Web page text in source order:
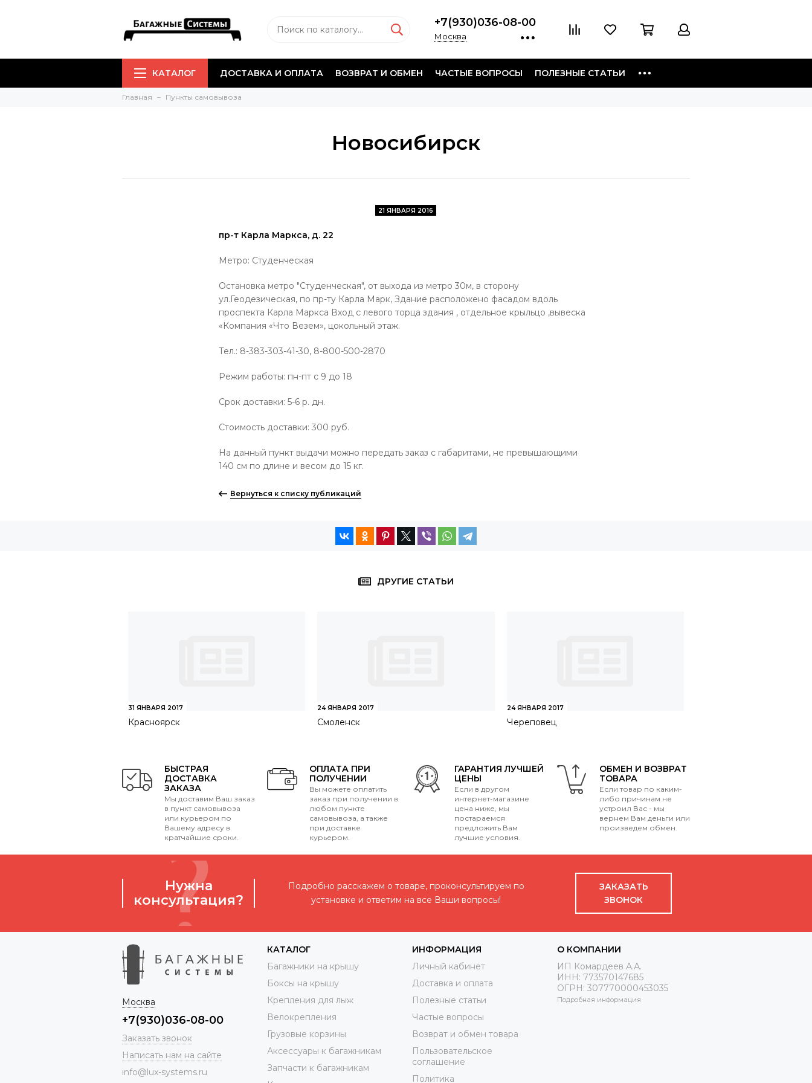
+7(930)036-08-00
Москва
КАТАЛОГ ДОСТАВКА И ОПЛАТА ВОЗВРАТ И ОБМЕН ЧАСТЫЕ ВОПРОСЫ ПОЛЕЗНЫЕ СТАТЬИ
Главная Пункты самовывоза
Новосибирск
21 ЯНВАРЯ 2016
пр-т Карла Маркса, д. 22
Метро: Студенческая
Остановка метро "Студенческая", от выхода из метро 30м, в сторону
ул.Геодезическая, по пр-ту Карла Марк, Здание расположено фасадом вдоль
проспекта Карла Маркса Вход с левого торца здания , отдельное крыльцо ,вывеска
«Компания «Что Везем», цокольный этаж.
Тел.: 8-383-303-41-30, 8-800-500-2870
Режим работы: пн-пт с 9 до 18
Срок доставки: 5-6 р. дн.
Стоимость доставки: 300 руб.
На данный пункт выдачи можно передать заказ с габаритами, не превышающими
140 см по длине и весом до 15 кг.
Вернуться к списку публикаций
ДРУГИЕ СТАТЬИ
31 ЯНВАРЯ 2017
Красноярск
24 ЯНВАРЯ 2017
Смоленск
24 ЯНВАРЯ 2017
Череповец
БЫСТРАЯ
ДОСТАВКА
ЗАКАЗА
Мы доставим Ваш заказ
в пункт самовывоза
или курьером по
Вашему адресу в
кратчайшие сроки.
ОПЛАТА ПРИ
ПОЛУЧЕНИИ
Вы можете оплатить
заказ при получении в
любом пункте
самовывоза, а также
при доставке
курьером.
ГАРАНТИЯ ЛУЧШЕЙ
ЦЕНЫ
Если в другом
интернет-магазине
цена ниже, мы
постараемся
предложить Вам
лучшие условия.
ОБМЕН И ВОЗВРАТ
ТОВАРА
Если товар по каким-
либо причинам не
устроил Вас - мы
вернем Вам деньги или
произведем обмен.
Нужна
консультация?
Подробно расскажем о товаре, проконсультируем по
установке и ответим на все Ваши вопросы!
ЗАКАЗАТЬ
ЗВОНОК
Москва
+7(930)036-08-00
Заказать звонок
Написать нам на сайте
info@lux-systems.ru
КАТАЛОГ
Багажники на крышу
Боксы на крышу
Крепления для лыж
Велокрепления
Грузовые корзины
Аксессуары к багажникам
Запчасти к багажникам
ИНФОРМАЦИЯ
Личный кабинет
Доставка и оплата
Полезные статьи
Частые вопросы
Возврат и обмен товара
Пользовательское
соглашение
Политика
О КОМПАНИИ
ИП Комардеев А.А.
ИНН: 773570147685
ОГРН: 307770000453035
Подробная информация